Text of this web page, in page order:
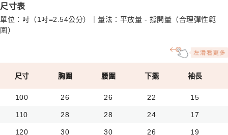
尺寸表
單位：吋（1吋=2.54公分）｜量法：平放量 - 撐開量（合理彈性範
圍）
尺寸 胸圍 腰圍 下擺 袖長
100 26 26 22 15
110 28 28 24 17
120 30 30 26 19